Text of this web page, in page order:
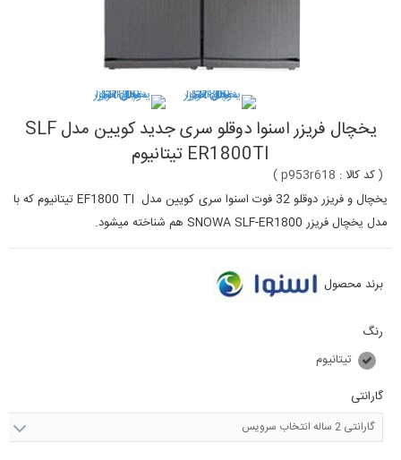
یخچال فریزر اسنوا دوقلو سری جدید کویین مدل SLF
ER1800TI تیتانیوم
(کد کالا : p953r618
)
یخچال و فریزر دوقلو 32 فوت اسنوا سری کویین مدل EF1800 TI تیتانیوم که با
مدل یخچال فریزر SNOWA SLF-ER1800 هم شناخته میشود.
برند محصول
رنگ
تیتانیوم
گارانتی
گارانتی 2 ساله انتخاب سرویس